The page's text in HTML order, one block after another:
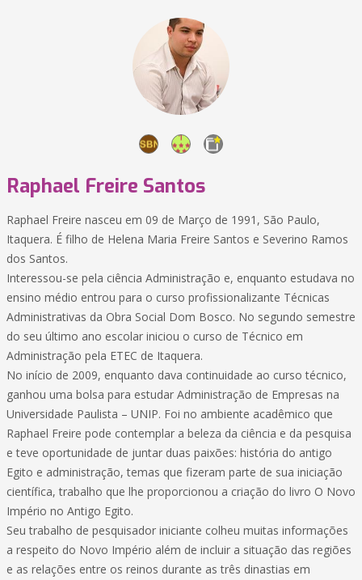
Raphael Freire Santos
Raphael Freire nasceu em 09 de Março de 1991, São Paulo,
Itaquera. É filho de Helena Maria Freire Santos e Severino Ramos
dos Santos.
Interessou-se pela ciência Administração e, enquanto estudava no
ensino médio entrou para o curso profissionalizante Técnicas
Administrativas da Obra Social Dom Bosco. No segundo semestre
do seu último ano escolar iniciou o curso de Técnico em
Administração pela ETEC de Itaquera.
No início de 2009, enquanto dava continuidade ao curso técnico,
ganhou uma bolsa para estudar Administração de Empresas na
Universidade Paulista – UNIP. Foi no ambiente acadêmico que
Raphael Freire pode contemplar a beleza da ciência e da pesquisa
e teve oportunidade de juntar duas paixões: história do antigo
Egito e administração, temas que fizeram parte de sua iniciação
científica, trabalho que lhe proporcionou a criação do livro O Novo
Império no Antigo Egito.
Seu trabalho de pesquisador iniciante colheu muitas informações
a respeito do Novo Império além de incluir a situação das regiões
e as relações entre os reinos durante as três dinastias em